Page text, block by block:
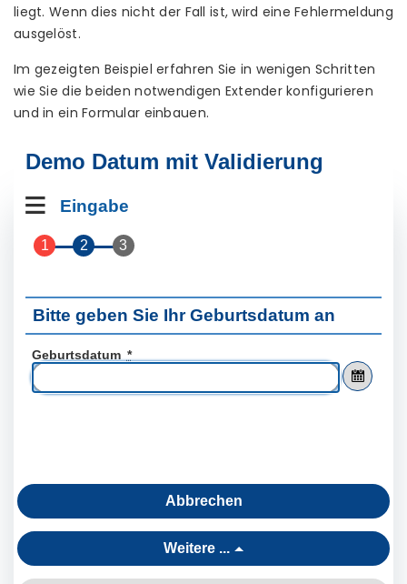
liegt. Wenn dies nicht der Fall ist, wird eine Fehlermeldung
ausgelöst.
Im gezeigten Beispiel erfahren Sie in wenigen Schritten
wie Sie die beiden notwendigen Extender konfigurieren
und in ein Formular einbauen.